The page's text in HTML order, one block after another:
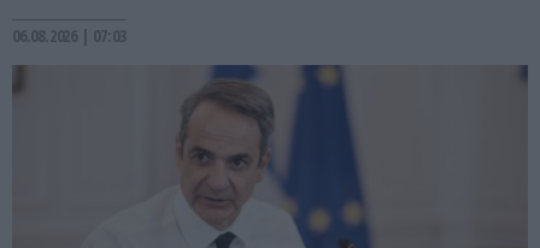
06.08.2026 | 07:03